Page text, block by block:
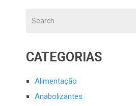
CATEGORIAS
Alimentação
Anabolizantes